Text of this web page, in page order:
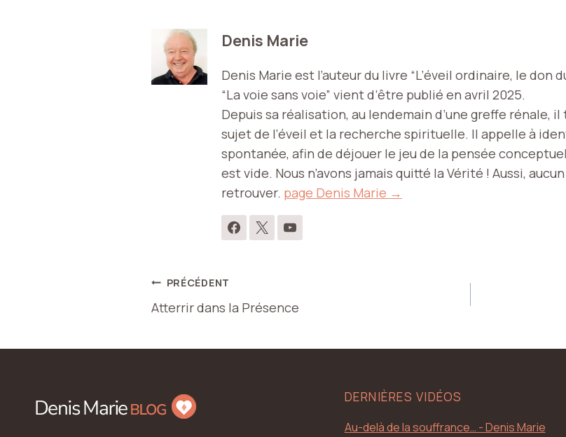
Denis Marie
Denis Marie est l’auteur du livre “L’éveil ordinaire, le don
“La voie sans voie” vient d’être publié en avril 2025.
Depuis sa réalisation, au lendemain d’une greffe rénale, il
sujet de l’éveil et la recherche spirituelle. Il appelle à
spontanée, afin de déjouer le jeu de la pensée
est vide. Nous n’avons jamais quitté la Vérité ! Aussi,
retrouver. page Denis Marie →
Navigation
de
l’article
PRÉCÉDENT
Atterrir dans la Présence
DERNIÈRES VIDÉOS
Au-delà de la souffrance… - Denis Marie